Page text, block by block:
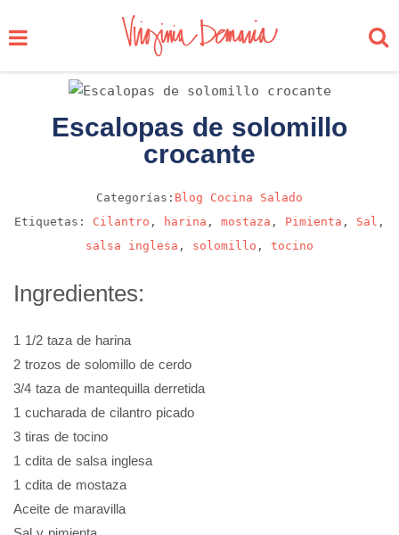
Escalopas de solomillo
crocante
Categorías: Blog Cocina
Salado
Etiquetas: Cilantro , harina , mostaza , Pimienta , Sal ,
salsa inglesa , solomillo , tocino
Ingredientes:
1 1/2 taza de harina
2 trozos de solomillo de cerdo
3/4 taza de mantequilla derretida
1 cucharada de cilantro picado
3 tiras de tocino
1 cdita de salsa inglesa
1 cdita de mostaza
Aceite de maravilla